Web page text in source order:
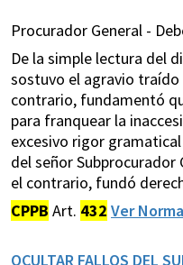
Procurador General -
De la simple lectura del
sostuvo el agravio traído
contrario, fundamentó
para franquear la
excesivo rigor
del señor
el contrario, fundó
CPPB Art. 432 Ver Norma
OCULTAR FALLOS DEL